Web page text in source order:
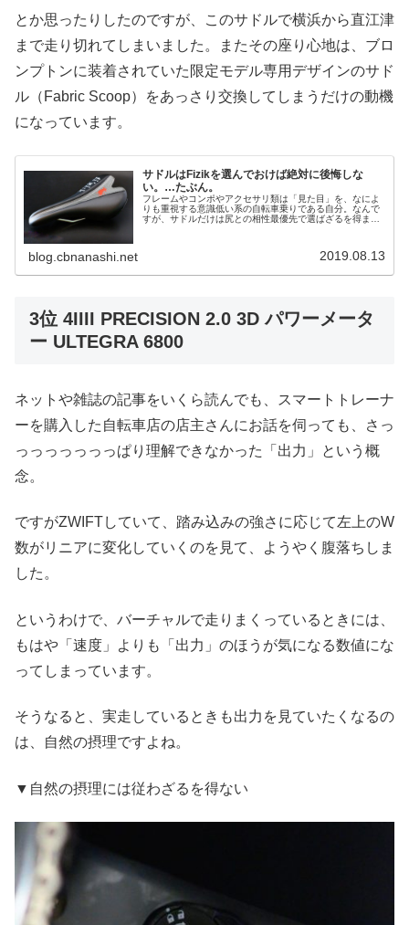
とか思ったりしたのですが、このサドルで横浜から直江津
まで走り切れてしまいました。またその座り心地は、ブロ
ンプトンに装着されていた限定モデル専用デザインのサド
ル（Fabric Scoop）をあっさり交換してしまうだけの動機
になっています。
サドルはFizikを選んでおけば絶対に後悔しな
い。…たぶん。
フレームやコンポやアクセサリ類は「見た目」を、なによ
りも重視する意識低い系の自転車乗りである自分。なんで
すが、サドルだけは尻との相性最優先で選ばざるを得ませ
blog.cbnanashi.net 2019.08.13
3位 4IIII PRECISION 2.0 3D パワーメータ
ー ULTEGRA 6800
ネットや雑誌の記事をいくら読んでも、スマートトレーナ
ーを購入した自転車店の店主さんにお話を伺っても、さっ
っっっっっっっぱり理解できなかった「出力」という概
念。
ですがZWIFTしていて、踏み込みの強さに応じて左上のW
数がリニアに変化していくのを見て、ようやく腹落ちしま
した。
というわけで、バーチャルで走りまくっているときには、
もはや「速度」よりも「出力」のほうが気になる数値にな
ってしまっています。
そうなると、実走しているときも出力を見ていたくなるの
は、自然の摂理ですよね。
▼自然の摂理には従わざるを得ない